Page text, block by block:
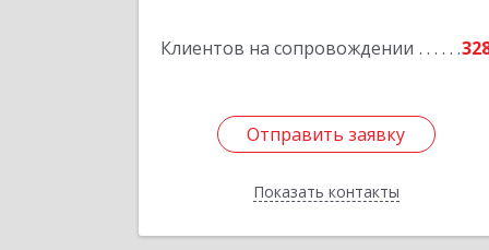
Клиентов на сопровождении
Отправить заявку
Показать контакты
Отправить заявку
Назад